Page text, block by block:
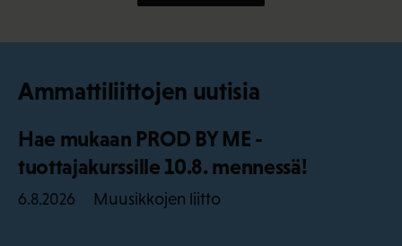
Ammattiliittojen uutisia
Hae mukaan PROD BY ME -
tuottajakurssille 10.8. mennessä!
6.8.2026 Muusikkojen liitto